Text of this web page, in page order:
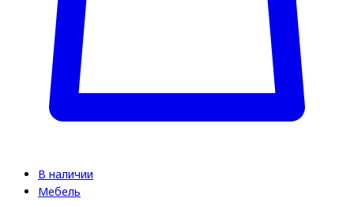
В наличии
Мебель